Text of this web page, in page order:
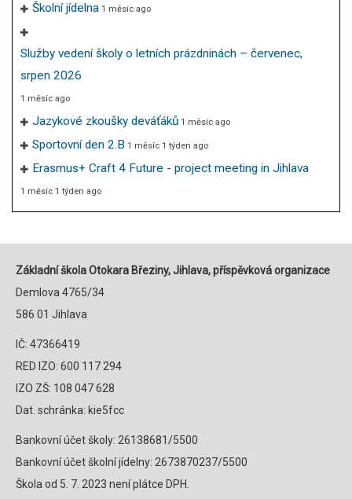
Školní jídelna 1 měsíc ago
Služby vedení školy o letních prázdninách – červenec,
srpen 2026
1 měsíc ago
Jazykové zkoušky deváťáků 1 měsíc ago
Sportovní den 2.B 1 měsíc 1 týden ago
Erasmus+ Craft 4 Future - project meeting in Jihlava
1 měsíc 1 týden ago
Základní škola Otokara Březiny, Jihlava, příspěvková organizace
Demlova 4765/34
586 01 Jihlava
IČ: 47366419
RED IZO: 600 117 294
IZO ZŠ: 108 047 628
Dat. schránka: kie5fcc
Bankovní účet školy: 26138681/5500
Bankovní účet školní jídelny: 2673870237/5500
Škola od 5. 7. 2023 není plátce DPH.